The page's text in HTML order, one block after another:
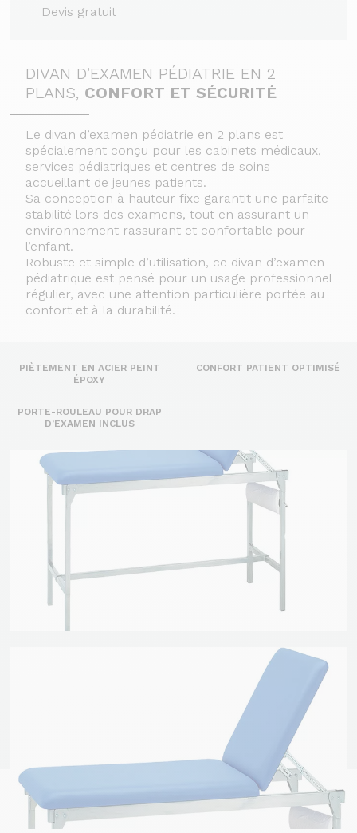
Devis gratuit
DIVAN D’EXAMEN PÉDIATRIE EN 2
PLANS, CONFORT ET SÉCURITÉ
Le divan d’examen pédiatrie en 2 plans est
spécialement conçu pour les cabinets médicaux,
services pédiatriques et centres de soins
accueillant de jeunes patients.
Sa conception à hauteur fixe garantit une parfaite
stabilité lors des examens, tout en assurant un
environnement rassurant et confortable pour
l’enfant.
Robuste et simple d’utilisation, ce divan d’examen
pédiatrique est pensé pour un usage professionnel
régulier, avec une attention particulière portée au
confort et à la durabilité.
PIÈTEMENT EN ACIER PEINT
ÉPOXY
CONFORT PATIENT OPTIMISÉ
PORTE-ROULEAU POUR DRAP
D’EXAMEN INCLUS